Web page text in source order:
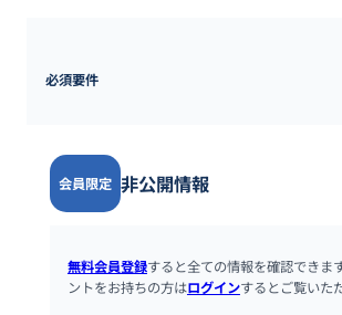
必須要件
会員限定 非公開情報
無料会員登録すると全ての情報を確認できま
ントをお持ちの方はログインするとご覧いた